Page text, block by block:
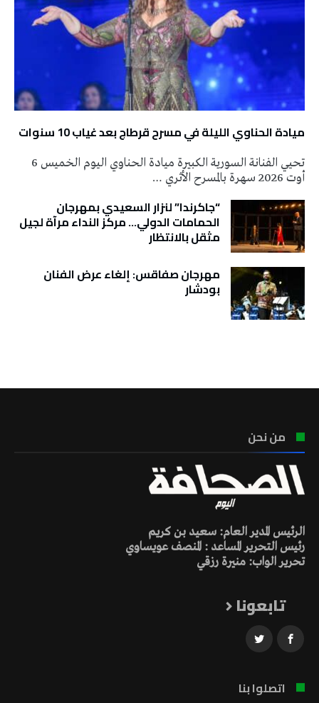
ميادة الحناوي الليلة في مسرح قرطاج بعد غياب 10 سنوات
تحيي الفنانة السورية الكبيرة ميادة الحناوي اليوم الخميس 6
أوت 2026 سهرة بالمسرح الأثري …
“جاكرندا” لنزار السعيدي بمهرجان
الحمامات الدولي… مركز النداء مرآة لجيل
مثقل بالانتظار
مهرجان صفاقس: إلغاء عرض الفنان
بودشار
من نحن
الرئيس المدير العام: سعيد بن كريم
رئيس التحرير المساعد : المنصف عويساوي
تحرير الواب: منيرة رزقي
تابعونا
اتصلوا بنا